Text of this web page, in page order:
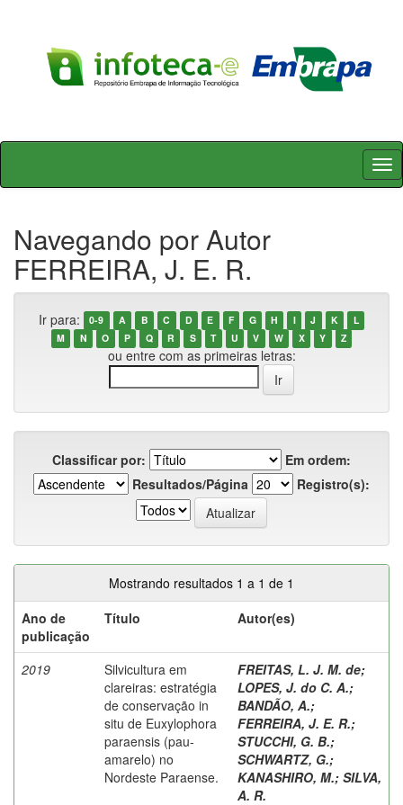
Skip
Navegando por Autor
FERREIRA, J. E. R.
Ir para: 0-9 A B C D E F G H I J K
L
M
N O P Q R S T U V W X Y Z
ou entre com as primeiras letras:
Classificar por:
Em ordem:
Resultados/Página
Registro(s):
Mostrando resultados 1 a 1 de 1
Ano de
publicação
Título Autor(es)
2019
Silvicultura em
clareiras: estratégia
de conservação in
situ de Euxylophora
paraensis (pau-
amarelo) no
Nordeste Paraense.
FREITAS, L. J. M. de;
LOPES, J. do C. A.;
BANDÃO, A.;
FERREIRA, J. E. R.;
STUCCHI, G. B.;
SCHWARTZ, G.;
KANASHIRO, M.; SILVA,
A. R.